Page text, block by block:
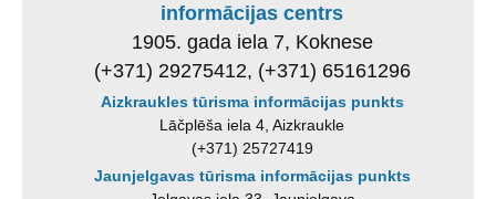
informācijas centrs
1905. gada iela 7, Koknese
(+371) 29275412, (+371) 65161296
Aizkraukles tūrisma informācijas punkts
Lāčplēša iela 4, Aizkraukle
(+371) 25727419
Jaunjelgavas tūrisma informācijas punkts